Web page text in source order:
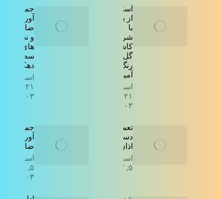
استقبال
از بهار
با
شروع
کاشت
گل و
رنگ
آمیزی
اسفند
۱۴۰۳
جمع
آوری
ضایعات
و نخاله
های
سطح
دهکده
اسفند
۱۴۰۳
تعمیرات
دستگاه
اذان گو
اسفند
۵, ۱۴۰۳
جمع
آوری
ضایعات
اسفند
۵,
۱۴۰۳